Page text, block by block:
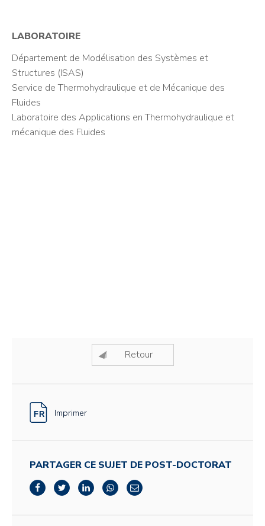
LABORATOIRE
Département de Modélisation des Systèmes et
Structures (ISAS)
Service de Thermohydraulique et de Mécanique des
Fluides
Laboratoire des Applications en Thermohydraulique et
mécanique des Fluides
Retour
Imprimer
PARTAGER CE SUJET DE POST-DOCTORAT